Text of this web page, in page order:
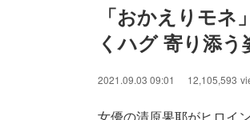
「おかえりモ
くハグ 寄り添
2021.09.03 09:01 12,105,593